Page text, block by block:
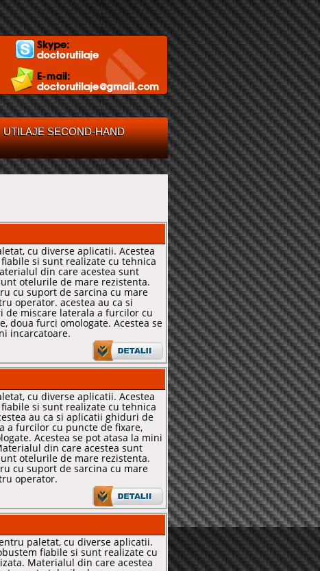
UTILAJE SECOND-HAND
cu diverse aplicatii. Acestea
si sunt realizate cu tehnica
din care acestea sunt
otelurile de mare rezistenta.
cu suport de sarcina cu mare
operator. acestea au ca si
de miscare laterala a furcilor cu
doua furci omologate. Acestea se
incarcatoare.
cu diverse aplicatii. Acestea
si sunt realizate cu tehnica
au ca si aplicatii ghiduri de
a furcilor cu puncte de fixare,
Acestea se pot atasa la mini
din care acestea sunt
otelurile de mare rezistenta.
cu suport de sarcina cu mare
operator.
paletat, cu diverse aplicatii.
fiabile si sunt realizate cu
Materialul din care acestea